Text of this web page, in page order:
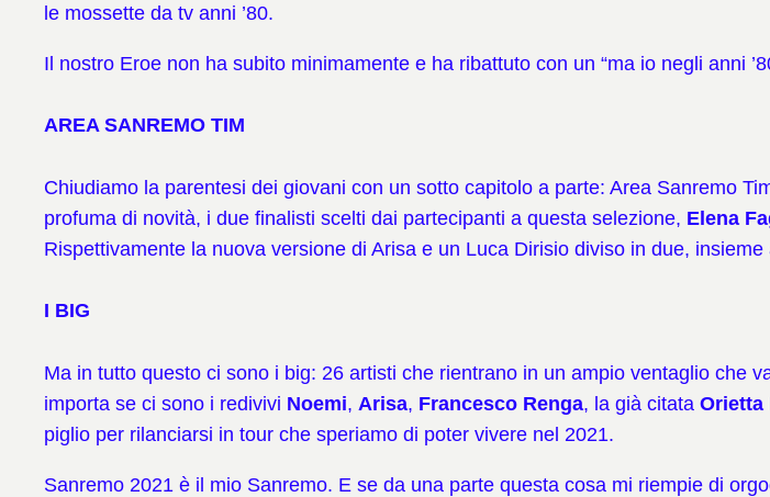
le mossette da tv anni ’80.
Il nostro Eroe non ha subito minimamente e ha ribattuto con un “ma io negli anni
AREA SANREMO TIM
Chiudiamo la parentesi dei giovani con un sotto capitolo a parte: Area Sanremo
profuma di novità, i due finalisti scelti dai partecipanti a questa selezione, Elena
Rispettivamente la nuova versione di Arisa e un Luca Dirisio diviso in due,
I BIG
Ma in tutto questo ci sono i big: 26 artisti che rientrano in un ampio ventaglio che
importa se ci sono i redivivi Noemi, Arisa, Francesco Renga, la già citata Orietta
piglio per rilanciarsi in tour che speriamo di poter vivere nel 2021.
Sanremo 2021 è il mio Sanremo. E se da una parte questa cosa mi riempie di